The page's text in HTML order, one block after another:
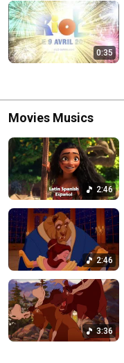
0:35
Movies Musics
2:46
2:46
3:36